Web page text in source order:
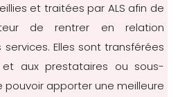
et traitées par ALS afin de
de rentrer en relation
Elles sont transférées
et aux prestataires ou sous-
pouvoir apporter une meilleure